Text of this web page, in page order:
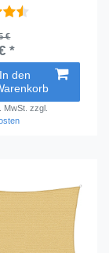
€
*
In den
MwSt. zzgl.